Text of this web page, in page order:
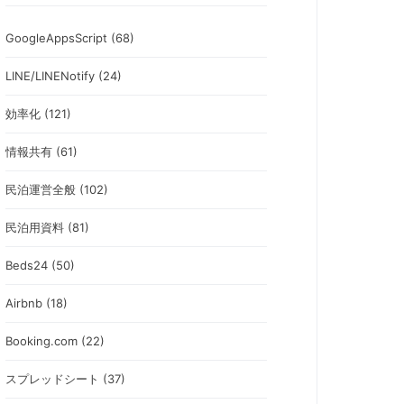
GoogleAppsScript (68)
LINE/LINENotify (24)
効率化 (121)
情報共有 (61)
民泊運営全般 (102)
民泊用資料 (81)
Beds24 (50)
Airbnb (18)
Booking.com (22)
スプレッドシート (37)